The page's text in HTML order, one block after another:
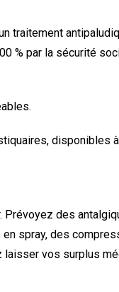
traitement
% par la sécurité
disponibles
des
spray, des
vos surplus